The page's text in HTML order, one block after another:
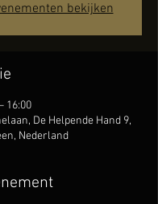
bekijken
16:00
De Helpende Hand 9,
Nederland